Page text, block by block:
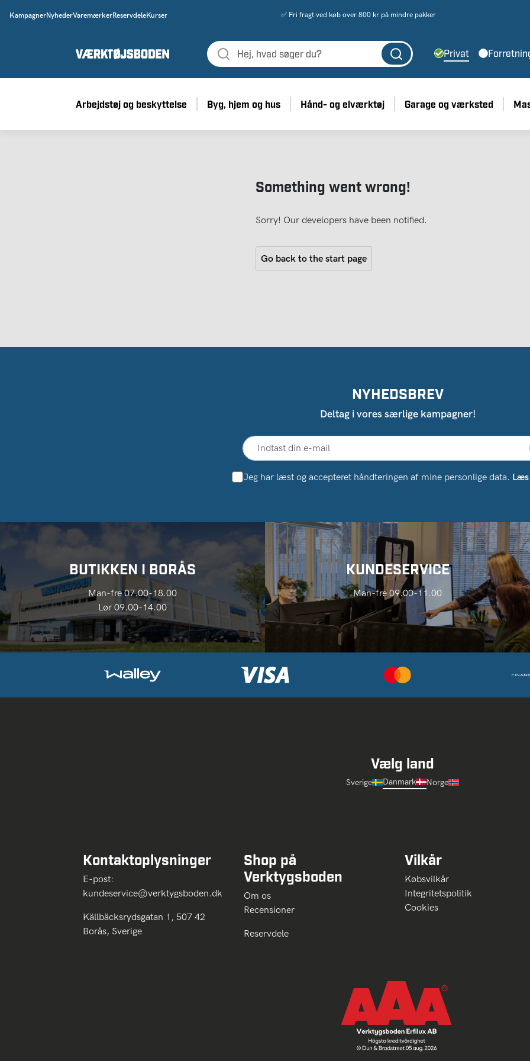
KampagnerNyhederVaremærkerReservdeleKurser ✅ Fri fragt ved køb over 800 kr på mindre pakker
Privat
Arbejdstøj og beskyttelse Byg, hjem og hus Hånd- og elværktøj Garage og værksted
Something went wrong!
Sorry! Our developers have been notified.
Go back to the start page
NYHEDSBREV
Deltag i vores særlige kampagner!
Jeg har læst og accepteret håndteringen af ​​mine personlige data.
BUTIKKEN I BORÅS
Man-fre 07.00-18.00
Lør 09.00-14.00
KUNDESERVICE
Man-fre 09.00-11.00
Vælg land
Sverige Danmark Norge
Kontaktoplysninger
E-post:
kundeservice@verktygsboden.dk
Källbäcksrydsgatan 1, 507 42
Borås, Sverige
Shop på
Verktygsboden
Om os
Recensioner
Reservdele
Vilkår
Købsvilkår
Integritetspolitik
Cookies